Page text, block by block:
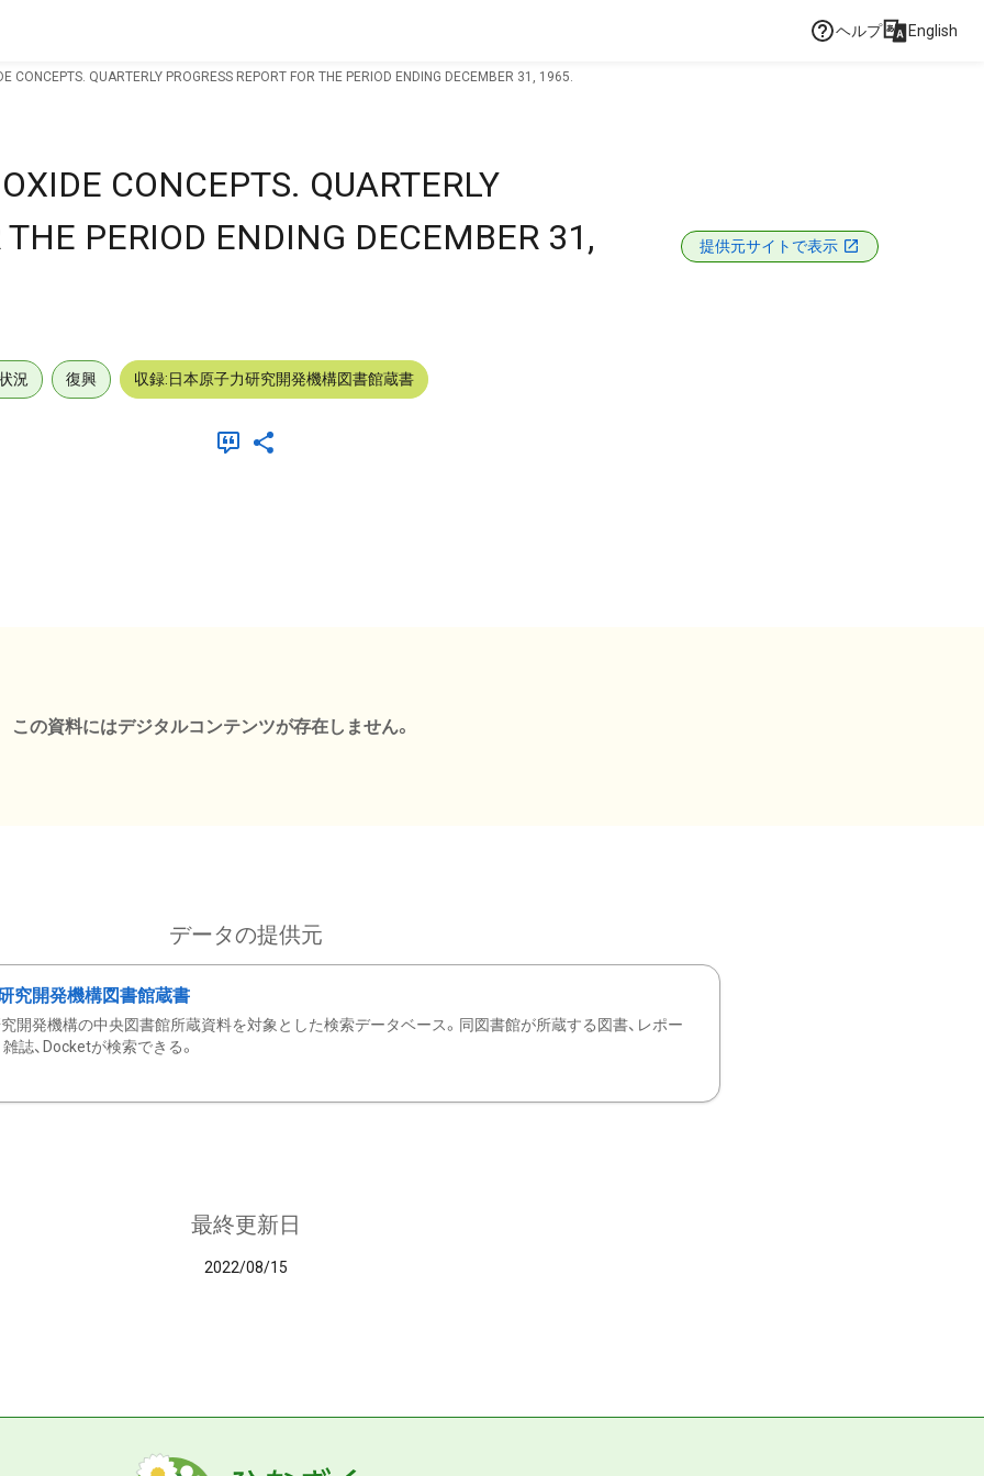
ヘルプ English
CONCEPTS. QUARTERLY PROGRESS REPORT FOR THE PERIOD ENDING DECEMBER 31, 1965.
CONCEPTS. QUARTERLY
THE PERIOD ENDING DECEMBER 31,
提供元サイトで表示
況 復興 収録:日本原子力研究開発機構図書館蔵書
この資料にはデジタルコンテンツが存在しません。
データの提供元
究開発機構図書館蔵書
開発機構の中央図書館所蔵資料を対象とした検索データベース。同図書館が所蔵する図書、レポー
雑誌、Docketが検索できる。
最終更新日
2022/08/15